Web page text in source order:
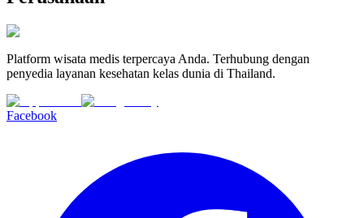
Platform wisata medis terpercaya Anda. Terhubung dengan
penyedia layanan kesehatan kelas dunia di Thailand.
Facebook